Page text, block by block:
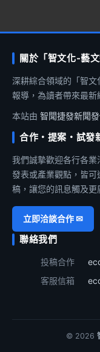
關於「智文化-藝文
深耕綜合領域的「智
報導，為讀者帶來最新
本站由 智聞捷發新聞
合作・提案・試發
我們誠摯歡迎各行各
發表或產業觀點，皆
稿，讓您的訊息觸及更
立即洽談合作 ✉
聯絡我們
投稿合作
客服信箱
© 2026